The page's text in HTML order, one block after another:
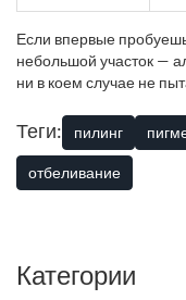
Если впервые
небольшой участок —
ни в коем случае не
Теги: пилинг
отбеливание
Категории